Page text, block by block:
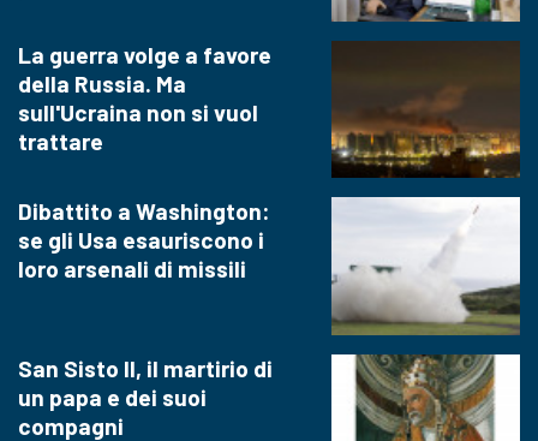
La guerra volge a favore
della Russia. Ma
sull'Ucraina non si vuol
trattare
Dibattito a Washington:
se gli Usa esauriscono i
loro arsenali di missili
San Sisto II, il martirio di
un papa e dei suoi
compagni